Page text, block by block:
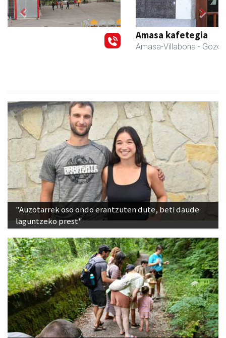
- Gozotegiak
Previous Next
"Auzotarrek oso ondo erantzuten dute, beti daude
laguntzeko prest"